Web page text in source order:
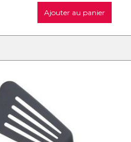
Ajouter au panier